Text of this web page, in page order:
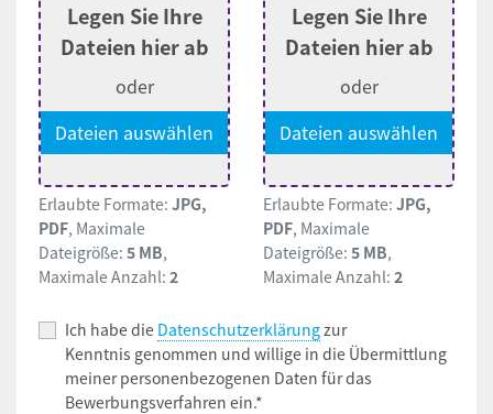
Legen Sie Ihre
Dateien hier ab
oder
Dateien auswählen
Erlaubte Formate: JPG,
PDF, Maximale
Dateigröße: 5 MB,
Maximale Anzahl: 2
Legen Sie Ihre
Dateien hier ab
oder
Dateien auswählen
Erlaubte Formate: JPG,
PDF, Maximale
Dateigröße: 5 MB,
Maximale Anzahl: 2
Ich habe die Datenschutzerklärung zur
Kenntnis genommen und willige in die Übermittlung
meiner personenbezogenen Daten für das
Bewerbungsverfahren ein.*